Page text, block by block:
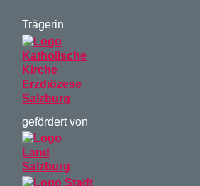
Trägerin
gefördert von